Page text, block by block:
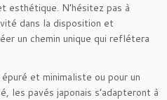
esthétique. N’hésitez pas à
dans la disposition et
un chemin unique qui reflétera
et minimaliste ou pour un
les pavés japonais s’adapteront à